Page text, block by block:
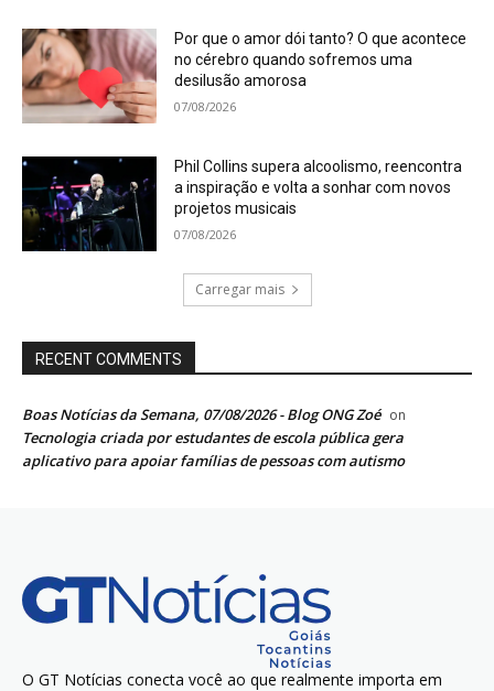
Por que o amor dói tanto? O que acontece
no cérebro quando sofremos uma
desilusão amorosa
07/08/2026
Phil Collins supera alcoolismo, reencontra
a inspiração e volta a sonhar com novos
projetos musicais
07/08/2026
Carregar mais
RECENT COMMENTS
Boas Notícias da Semana, 07/08/2026 - Blog ONG Zoé on
Tecnologia criada por estudantes de escola pública gera
aplicativo para apoiar famílias de pessoas com autismo
O GT Notícias conecta você ao que realmente importa em